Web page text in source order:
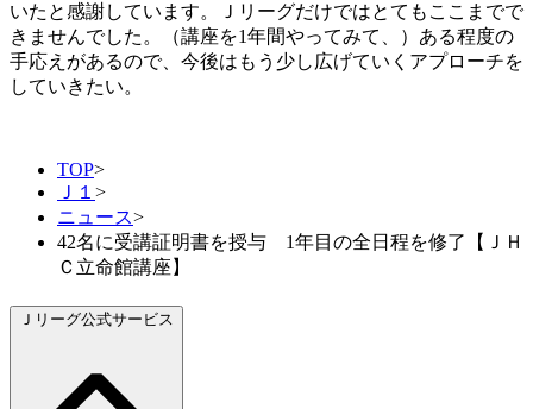
いたと感謝しています。Ｊリーグだけではとてもここまでで
きませんでした。（講座を1年間やってみて、）ある程度の
手応えがあるので、今後はもう少し広げていくアプローチを
していきたい。
TOP>
Ｊ１ >
ニュース>
42名に受講証明書を授与 1年目の全日程を修了【ＪＨ
Ｃ立命館講座】
Ｊリーグ公式サービス